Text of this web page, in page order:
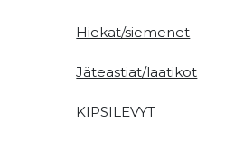
Hiekat/siemenet
Jäteastiat/laatikot
KIPSILEVYT